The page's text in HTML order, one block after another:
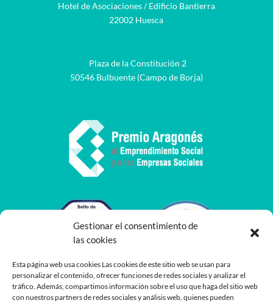
Gestionar el consentimiento de
las cookies
Esta página web usa cookies Las cookies de este sitio web se usan para
personalizar el contenido, ofrecer funciones de redes sociales y analizar el
tráfico. Además, compartimos información sobre el uso que haga del sitio web
con nuestros partners de redes sociales y análisis web, quienes pueden
Hotel de Asociaciones / Edificio Bantierra
22002 Huesca
Plaza de la Constitución 2
50546 Bulbuente (Campo de Borja)